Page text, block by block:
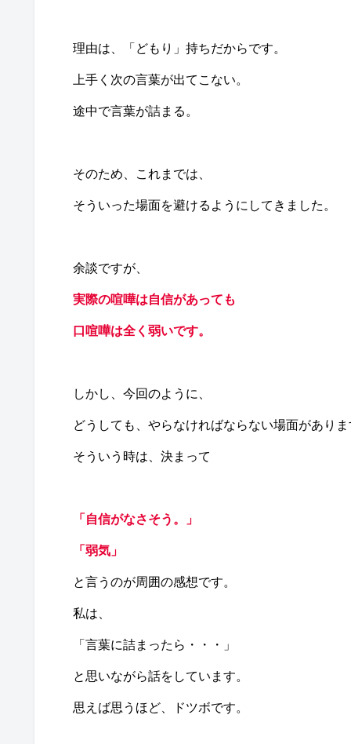
理由は、「どもり」持ちだからです。
上手く次の言葉が出てこない。
途中で言葉が詰まる。
そのため、これまでは、
そういった場面を避けるようにしてきました。
余談ですが、
実際の喧嘩は自信があっても
口喧嘩は全く弱いです。
しかし、今回のように、
どうしても、やらなければならない場面があり
そういう時は、決まって
「自信がなさそう。」
「弱気」
と言うのが周囲の感想です。
私は、
「言葉に詰まったら・・・」
と思いながら話をしています。
思えば思うほど、ドツボです。